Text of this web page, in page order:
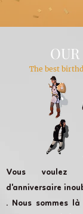
The best
Vous voulez
d'anniversaire
. Nous sommes là